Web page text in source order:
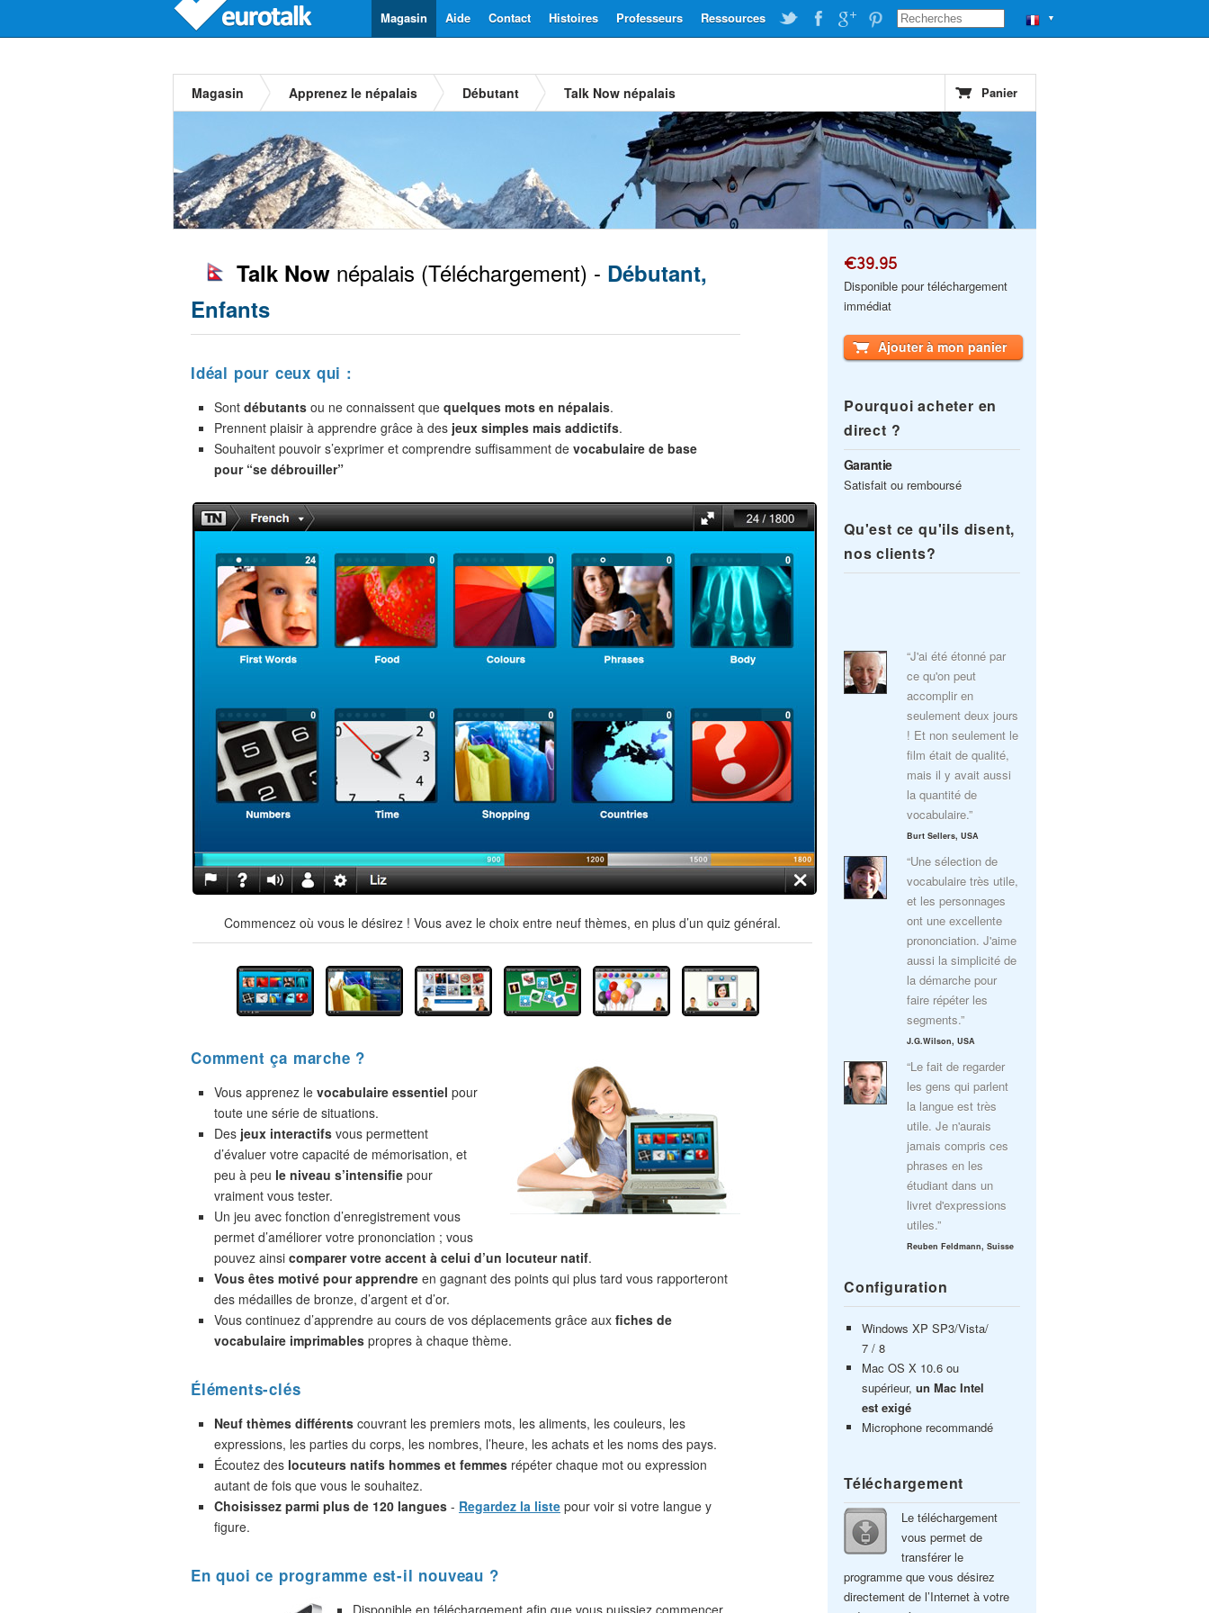
▼
Ressources
Professeurs
Histoires
Contact
Aide
Magasin
Magasin Apprenez le népalais Débutant Talk Now népalais Panier
Talk Now népalais (Téléchargement) - Débutant,
Enfants
Idéal pour ceux qui :
Sont débutants ou ne connaissent que quelques mots en népalais.
Prennent plaisir à apprendre grâce à des jeux simples mais addictifs.
Souhaitent pouvoir s’exprimer et comprendre suffisamment de vocabulaire de base
pour “se débrouiller”
Commencez où vous le désirez ! Vous avez le choix entre neuf thèmes, en plus d’un quiz général.
Comment ça marche ?
Vous apprenez le vocabulaire essentiel pour
toute une série de situations.
Des jeux interactifs vous permettent
d’évaluer votre capacité de mémorisation, et
peu à peu le niveau s’intensifie pour
vraiment vous tester.
Un jeu avec fonction d’enregistrement vous
permet d’améliorer votre prononciation ; vous
pouvez ainsi comparer votre accent à celui d’un locuteur natif.
Vous êtes motivé pour apprendre en gagnant des points qui plus tard vous rapporteront
des médailles de bronze, d’argent et d’or.
Vous continuez d’apprendre au cours de vos déplacements grâce aux fiches de
vocabulaire imprimables propres à chaque thème.
Éléments-clés
Neuf thèmes différents couvrant les premiers mots, les aliments, les couleurs, les
expressions, les parties du corps, les nombres, l’heure, les achats et les noms des pays.
Écoutez des locuteurs natifs hommes et femmes répéter chaque mot ou expression
autant de fois que vous le souhaitez.
Choisissez parmi plus de 120 langues - Regardez la liste pour voir si votre langue y
figure.
En quoi ce programme est-il nouveau ?
Disponible en téléchargement afin que vous puissiez commencer
€39.95
Disponible pour téléchargement
immédiat
Ajouter à mon panier
Pourquoi acheter en
direct ?
Garantie
Satisfait ou remboursé
Qu'est ce qu'ils disent,
nos clients?
“J'ai été étonné par
ce qu'on peut
accomplir en
seulement deux jours
! Et non seulement le
film était de qualité,
mais il y avait aussi
la quantité de
vocabulaire.”
Burt Sellers, USA
“Une sélection de
vocabulaire très utile,
et les personnages
ont une excellente
prononciation. J'aime
aussi la simplicité de
la démarche pour
faire répéter les
segments.”
J.G.Wilson, USA
“Le fait de regarder
les gens qui parlent
la langue est très
utile. Je n'aurais
jamais compris ces
phrases en les
étudiant dans un
livret d'expressions
utiles.”
Reuben Feldmann, Suisse
Configuration
Windows XP SP3/Vista/
7 / 8
Mac OS X 10.6 ou
supérieur, un Mac Intel
est exigé
Microphone recommandé
Téléchargement
Le téléchargement
vous permet de
transférer le
programme que vous désirez
directement de l’Internet à votre